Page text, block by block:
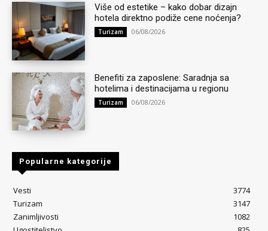
Više od estetike – kako dobar dizajn
hotela direktno podiže cene noćenja?
Turizam 06/08/2026
Benefiti za zaposlene: Saradnja sa
hotelima i destinacijama u regionu
Turizam 06/08/2026
Popularne kategorije
Vesti
3774
Turizam
3147
Zanimljivosti
1082